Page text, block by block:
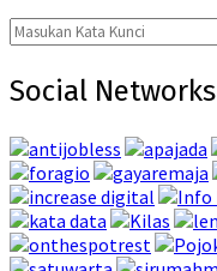
Search
for:
Social Networks